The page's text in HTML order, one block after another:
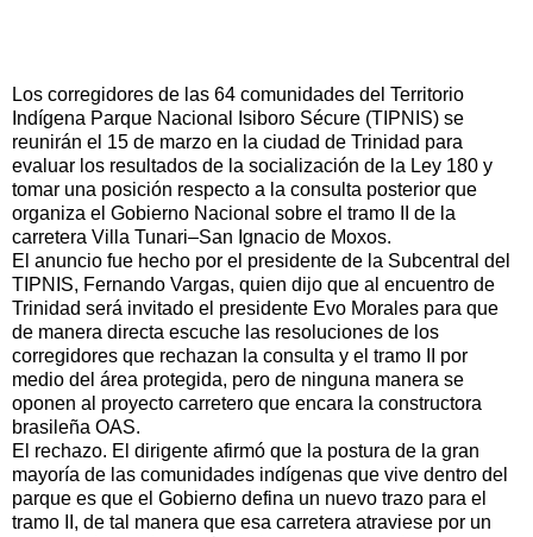
Los corregidores de las 64 comunidades del Territorio
Indígena Parque Nacional Isiboro Sécure (TIPNIS) se
reunirán el 15 de marzo en la ciudad de Trinidad para
evaluar los resultados de la socialización de la Ley 180 y
tomar una posición respecto a la consulta posterior que
organiza el Gobierno Nacional sobre el tramo II de la
carretera Villa Tunari–San Ignacio de Moxos.
El anuncio fue hecho por el presidente de la Subcentral del
TIPNIS, Fernando Vargas, quien dijo que al encuentro de
Trinidad será invitado el presidente Evo Morales para que
de manera directa escuche las resoluciones de los
corregidores que rechazan la consulta y el tramo II por
medio del área protegida, pero de ninguna manera se
oponen al proyecto carretero que encara la constructora
brasileña OAS.
El rechazo. El dirigente afirmó que la postura de la gran
mayoría de las comunidades indígenas que vive dentro del
parque es que el Gobierno defina un nuevo trazo para el
tramo II, de tal manera que esa carretera atraviese por un